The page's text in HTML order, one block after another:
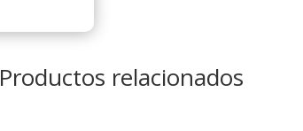
Productos relacionados